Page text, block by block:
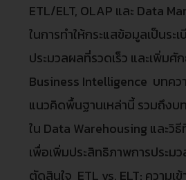
ETL/ELT, OLAP และ Data
ในการทำให้กระแสข้อมูลเป็นระ
ประมวลผลที่รวดเร็ว และเพิ่มศั
Business Intelligence บทคว
แนวคิดพื้นฐานเหล่านี้ รวมถึงบ
ใน Data Warehousing และวิ
เพื่อเพิ่มประสิทธิภาพการประม
ตัดสินใจ ETL vs. ELT: ความเ